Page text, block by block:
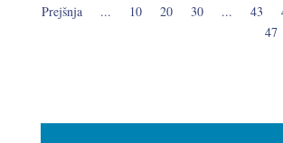
Prejšnja
... 10 20 30 ... 43
47